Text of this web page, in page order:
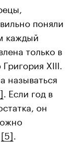
поняли
каждый
только в
XIII.
называться
. Если год в
он
[5]